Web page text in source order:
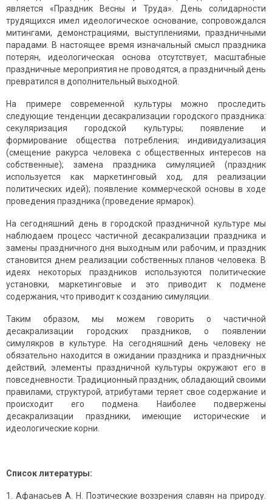
является «Праздник Весны и Труда». День солидарности
трудящихся имел идеологическое основание, сопровождался
митингами, демонстрациями, выступлениями, праздничными
парадами. В настоящее время изначальный смысл праздника
потерян, идеологическая основа отсутствует, масштабные
праздничные мероприятия не проводятся, а праздничный день
превратился в дополнительный выходной.
На примере современной культуры можно проследить
следующие тенденции десакрализации городского праздника:
секуляризация город­ской культуры; появление и
формирование общества потребления; индивидуализация
(смещение ракурса человека с общественных интересов на
собственные); замена праздника симуляцией (праздник
используется как маркетинговый ход, для реализации
политических идей); появление коммерческой основы в ходе
проведения праздника (проведение ярмарок).
На сегодняшний день в городской праздничной культуре мы
наблю­даем процесс частичной десакрализации праздника и
замены праздничного дня выходным или рабочим, и праздник
становится днем реализации собствен­ных планов человека. В
идеях некоторых праздников используются поли­тические
установки, маркетинговые и это приводит к подмене
содержания, что приводит к созданию симуляции.
Таким образом, мы можем говорить о частичной
десакрализации городских праздников, о появлении
симулякров в культуре. На сегодняшний день человеку не
обязательно находится в ожидании праздника и празд­ничных
действий, элементы праздничной культуры окружают его в
повсе­дневности. Традиционный праздник, обладающий своими
правилами, структурой, атрибутами теряет свое содержание и
происходит его подмена. Наиболее подвержены
десакрализации праздники, имеющие исторические и
идеологические корни.
Список литературы:
Афанасьев А. Н. Поэтические воззрения славян на природу.